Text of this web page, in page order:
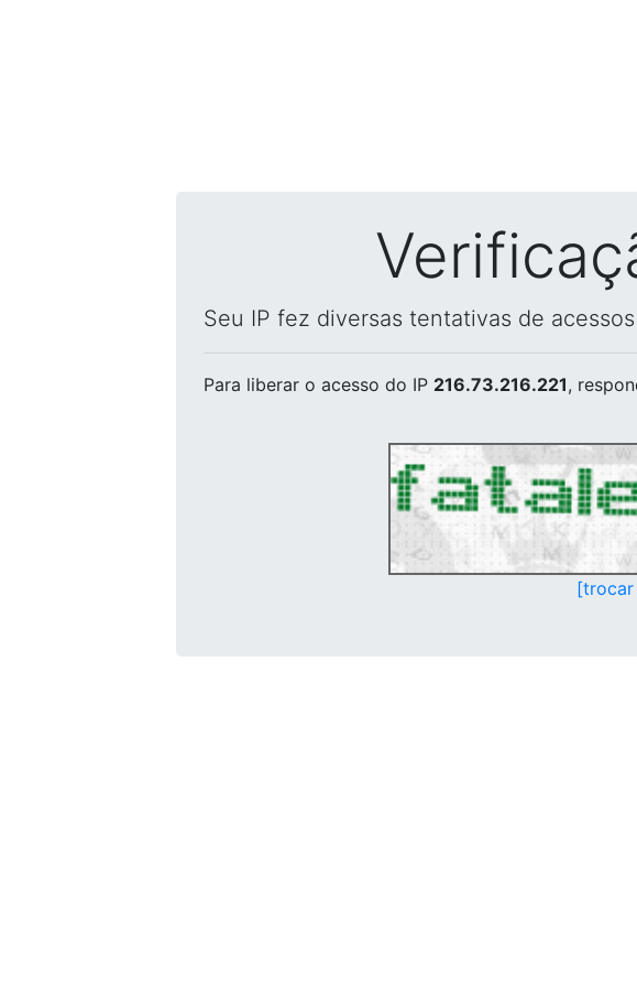
Seu IP fez diversas tentativas de
Para liberar o acesso do IP 216.73.216.221,
[trocar